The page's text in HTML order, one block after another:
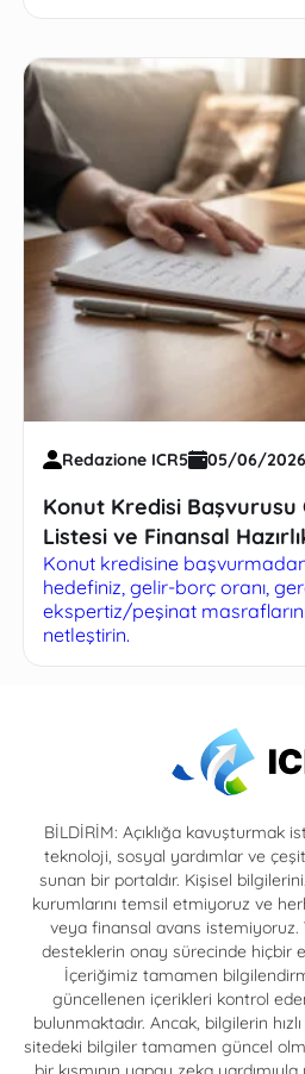
Redazione ICR5 05/06/2026
Konut Kredisi Başvurusu
Listesi ve Finansal
Konut kredisine
hedefiniz, gelir-borç oranı,
ekspertiz/peşinat
netleştirin.
BİLDİRİM: Açıklığa kavuşturmak
teknoloji, sosyal yardımlar ve
sunan bir portaldır. Kişisel
kurumlarını temsil etmiyoruz ve
veya finansal avans istemiyoruz.
desteklerin onay sürecinde hiçbir
İçeriğimiz tamamen
güncellenen içerikleri kontrol
bulunmaktadır. Ancak, bilgilerin
sitedeki bilgiler tamamen güncel